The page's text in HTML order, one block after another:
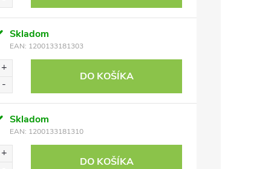
Skladom
EAN: 1200133181303
DO KOŠÍKA
Skladom
EAN: 1200133181310
DO KOŠÍKA